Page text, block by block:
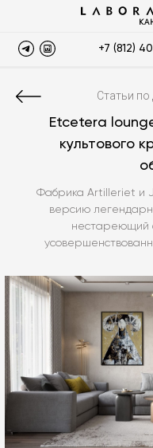
+7 (812)
Статьи по
Etcetera
культового
Фабрика Artilleriet и
версию
нестареющий